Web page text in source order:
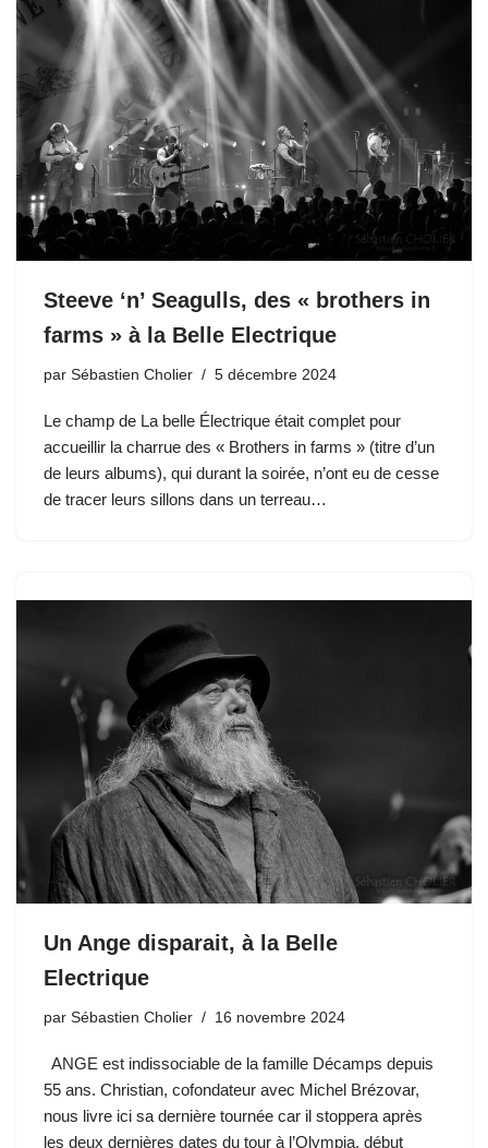
Steeve ‘n’ Seagulls, des « brothers in
farms » à la Belle Electrique
par Sébastien Cholier 5 décembre 2024
Le champ de La belle Électrique était complet pour
accueillir la charrue des « Brothers in farms » (titre d’un
de leurs albums), qui durant la soirée, n’ont eu de cesse
de tracer leurs sillons dans un terreau…
Un Ange disparait, à la Belle
Electrique
par Sébastien Cholier 16 novembre 2024
ANGE est indissociable de la famille Décamps depuis
55 ans. Christian, cofondateur avec Michel Brézovar,
nous livre ici sa dernière tournée car il stoppera après
les deux dernières dates du tour à l’Olympia, début